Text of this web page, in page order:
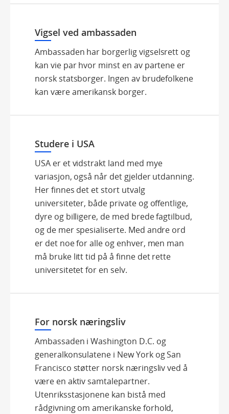
Vigsel ved ambassaden
Ambassaden har borgerlig vigselsrett og
kan vie par hvor minst en av partene er
norsk statsborger. Ingen av brudefolkene
kan være amerikansk borger.
Studere i USA
USA er et vidstrakt land med mye
variasjon, også når det gjelder utdanning.
Her finnes det et stort utvalg
universiteter, både private og offentlige,
dyre og billigere, de med brede fagtilbud,
og de mer spesialiserte. Med andre ord
er det noe for alle og enhver, men man
må bruke litt tid på å finne det rette
universitetet for en selv.
For norsk næringsliv
Ambassaden i Washington D.C. og
generalkonsulatene i New York og San
Francisco støtter norsk næringsliv ved å
være en aktiv samtalepartner.
Utenriksstasjonene kan bistå med
rådgivning om amerikanske forhold,